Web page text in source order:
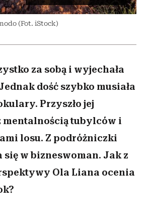
(Fot. iStock)
za sobą i wyjechała
dość szybko musiała
Przyszło jej
mentalnością tubylców i
losu. Z podróżniczki
się w bizneswoman. Jak z
Ola Liana ocenia